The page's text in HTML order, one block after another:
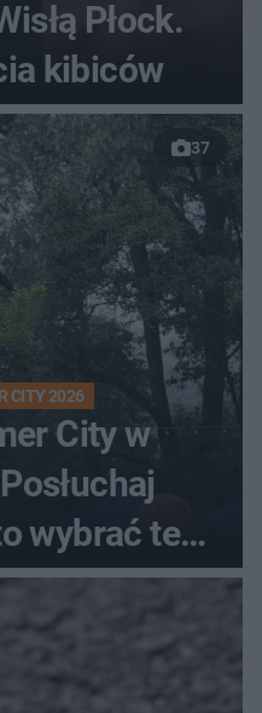
Płock.
kibiców
37
CITY 2026
City w
wybrać ten
urlop!